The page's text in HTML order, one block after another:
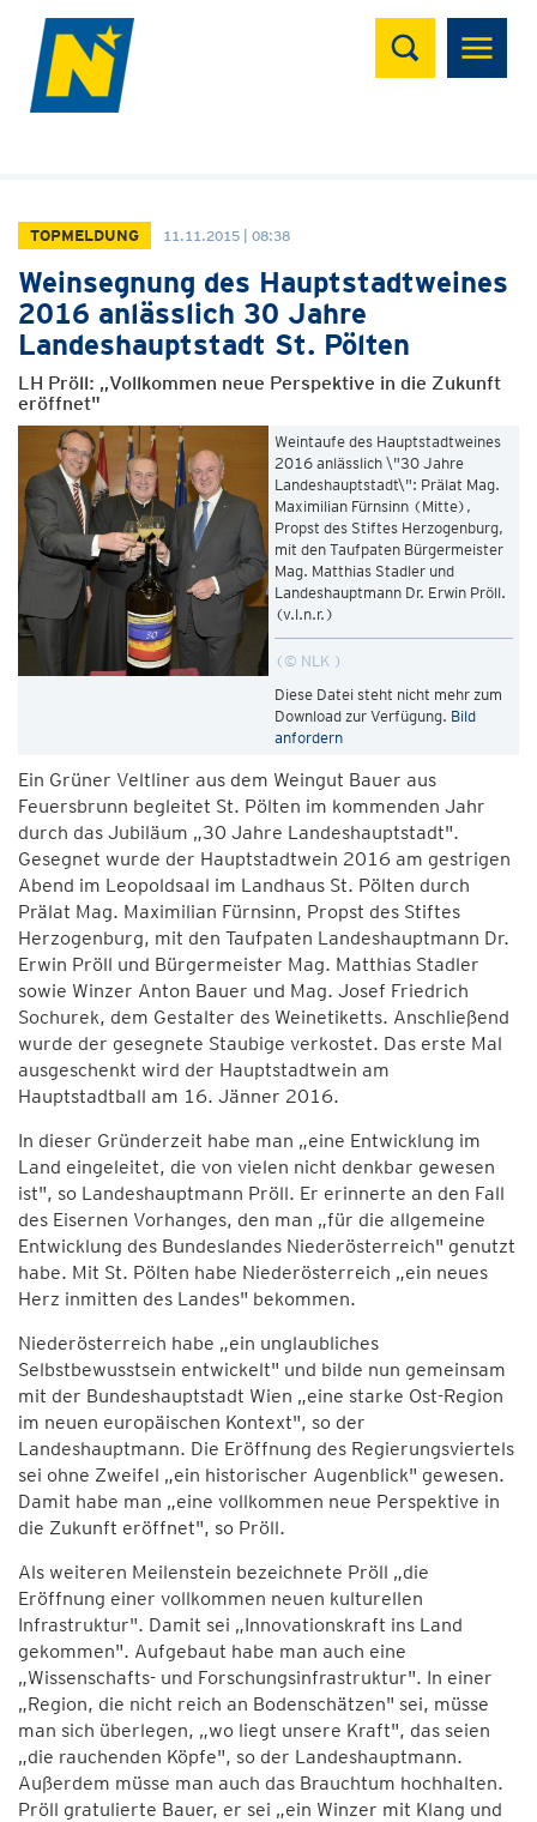
Suchen
TOPMELDUNG 11.11.2015 | 08:38
Weinsegnung des Hauptstadtweines
2016 anlässlich 30 Jahre
Landeshauptstadt St. Pölten
LH Pröll: „Vollkommen neue Perspektive in die Zukunft
eröffnet"
Weintaufe des Hauptstadtweines
2016 anlässlich \"30 Jahre
Landeshauptstadt\": Prälat Mag.
Maximilian Fürnsinn (Mitte),
Propst des Stiftes Herzogenburg,
mit den Taufpaten Bürgermeister
Mag. Matthias Stadler und
Landeshauptmann Dr. Erwin Pröll.
(v.l.n.r.)
© NLK
Diese Datei steht nicht mehr zum
Download zur Verfügung. Bild
anfordern
Ein Grüner Veltliner aus dem Weingut Bauer aus
Feuersbrunn begleitet St. Pölten im kommenden Jahr
durch das Jubiläum „30 Jahre Landeshauptstadt".
Gesegnet wurde der Hauptstadtwein 2016 am gestrigen
Abend im Leopoldsaal im Landhaus St. Pölten durch
Prälat Mag. Maximilian Fürnsinn, Propst des Stiftes
Herzogenburg, mit den Taufpaten Landeshauptmann Dr.
Erwin Pröll und Bürgermeister Mag. Matthias Stadler
sowie Winzer Anton Bauer und Mag. Josef Friedrich
Sochurek, dem Gestalter des Weinetiketts. Anschließend
wurde der gesegnete Staubige verkostet. Das erste Mal
ausgeschenkt wird der Hauptstadtwein am
Hauptstadtball am 16. Jänner 2016.
In dieser Gründerzeit habe man „eine Entwicklung im
Land eingeleitet, die von vielen nicht denkbar gewesen
ist", so Landeshauptmann Pröll. Er erinnerte an den Fall
des Eisernen Vorhanges, den man „für die allgemeine
Entwicklung des Bundeslandes Niederösterreich" genutzt
habe. Mit St. Pölten habe Niederösterreich „ein neues
Herz inmitten des Landes" bekommen.
Niederösterreich habe „ein unglaubliches
Selbstbewusstsein entwickelt" und bilde nun gemeinsam
mit der Bundeshauptstadt Wien „eine starke Ost-Region
im neuen europäischen Kontext", so der
Landeshauptmann. Die Eröffnung des Regierungsviertels
sei ohne Zweifel „ein historischer Augenblick" gewesen.
Damit habe man „eine vollkommen neue Perspektive in
die Zukunft eröffnet", so Pröll.
Als weiteren Meilenstein bezeichnete Pröll „die
Eröffnung einer vollkommen neuen kulturellen
Infrastruktur". Damit sei „Innovationskraft ins Land
gekommen". Aufgebaut habe man auch eine
„Wissenschafts- und Forschungsinfrastruktur". In einer
„Region, die nicht reich an Bodenschätzen" sei, müsse
man sich überlegen, „wo liegt unsere Kraft", das seien
„die rauchenden Köpfe", so der Landeshauptmann.
Außerdem müsse man auch das Brauchtum hochhalten.
Pröll gratulierte Bauer, er sei „ein Winzer mit Klang und